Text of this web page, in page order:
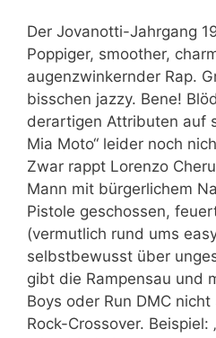
Der Jovanotti-Jahrgang
Poppiger, smoother,
augenzwinkernder Rap.
bisschen jazzy. Bene!
derartigen Attributen auf
Mia Moto“ leider noch
Zwar rappt Lorenzo
Mann mit bürgerlichem
Pistole geschossen,
(vermutlich rund ums
selbstbewusst über
gibt die Rampensau und
Boys oder Run DMC
Rock-Crossover. Beispiel: